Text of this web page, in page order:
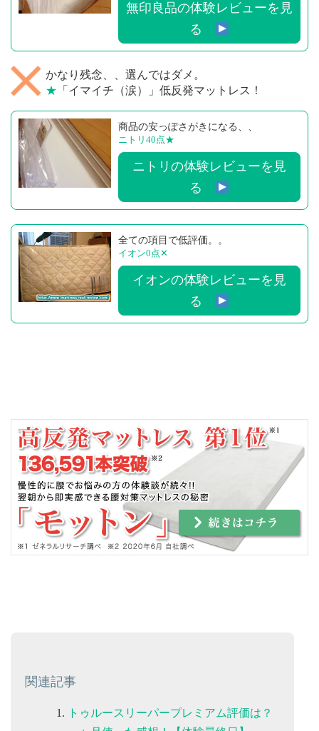
無印良品の体験レビューを見
る
かなり残念、、選んではダメ。
★ 「イマイチ（涙）」低反発マットレス！
商品の安っぽさがきになる、、
ニトリ40点★
ニトリの体験レビューを見
る
全ての項目で低評価。。
イオン0点✕
イオンの体験レビューを見
る
関連記事
トゥルースリーパープレミアム評価は？